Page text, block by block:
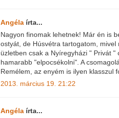
Angéla írta...
Nagyon finomak lehetnek! Már én is
ostyát, de Húsvétra tartogatom,
üzletben csak a Nyíregyházi " Privát
hamarabb "elpocsékolni". A
Remélem, az enyém is ilyen klasszul
2013. március 19. 21:22
Angéla írta...